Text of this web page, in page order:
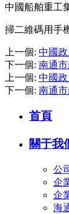
中國船舶重工
掃二維碼用手
上一個: 中國
下一個: 南通
上一個: 中國
下一個: 南通
首頁
關于我
公
企
企
海